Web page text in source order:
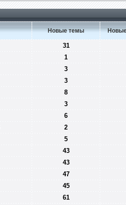
Новые темы
31
1
3
3
8
3
6
2
5
43
43
47
45
61